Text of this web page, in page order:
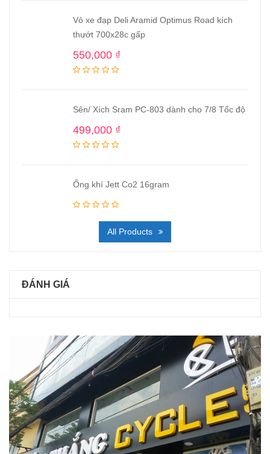
Vỏ xe đạp Deli Aramid Optimus Road kích
thướt 700x28c gấp
550,000 ₫
Sên/ Xích Sram PC-803 dành cho 7/8 Tốc độ
499,000 ₫
Ống khí Jett Co2 16gram
All Products
ĐÁNH GIÁ